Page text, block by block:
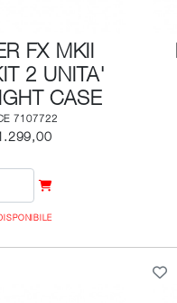
FX MKII
2 UNITA'
CASE
7107722